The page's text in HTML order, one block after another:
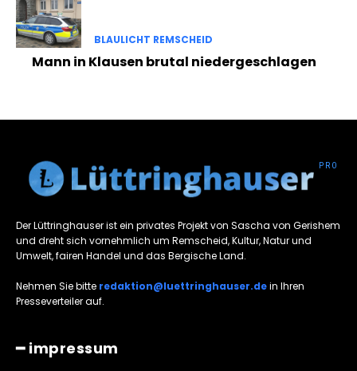
BLAULICHT REMSCHEID
Mann in Klausen brutal niedergeschlagen
Der Lüttringhauser ist ein privates Projekt von Sascha von Gerishem
und dreht sich vornehmlich um Remscheid, Kultur, Natur und
Umwelt, fairen Handel und das Bergische Land.
Nehmen Sie bitte redaktion@luettringhauser.dein Ihren
Presseverteiler auf.
━ impressum